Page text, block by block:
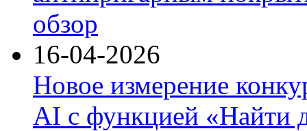
обзор
16-04-2026
Новое измерение
AI с функцией «Найти